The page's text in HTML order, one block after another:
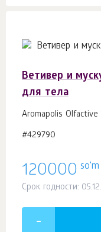
Ветивер и
для тела
Aromapolis Olfactive
#429790
120000 so'm
Срок годности: